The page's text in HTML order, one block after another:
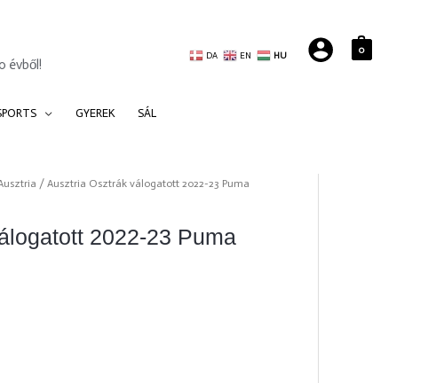
évből!
DA EN HU 0
GYEREK SÁL
/ Ausztria Osztrák válogatott 2022-23 Puma
2022-23 Puma